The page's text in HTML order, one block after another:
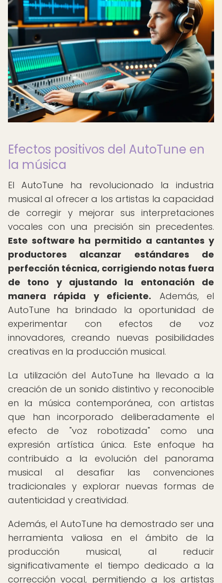
Efectos positivos del AutoTune en
la música
El AutoTune ha revolucionado la industria
musical al ofrecer a los artistas la capacidad
de corregir y mejorar sus interpretaciones
vocales con una precisión sin precedentes.
Este software ha permitido a cantantes y
productores alcanzar estándares de
perfección técnica, corrigiendo notas fuera
de tono y ajustando la entonación de
manera rápida y eficiente. Además, el
AutoTune ha brindado la oportunidad de
experimentar con efectos de voz
innovadores, creando nuevas posibilidades
creativas en la producción musical.
La utilización del AutoTune ha llevado a la
creación de un sonido distintivo y reconocible
en la música contemporánea, con artistas
que han incorporado deliberadamente el
efecto de "voz robotizada" como una
expresión artística única. Este enfoque ha
contribuido a la evolución del panorama
musical al desafiar las convenciones
tradicionales y explorar nuevas formas de
autenticidad y creatividad.
Además, el AutoTune ha demostrado ser una
herramienta valiosa en el ámbito de la
producción musical, al reducir
significativamente el tiempo dedicado a la
corrección vocal, permitiendo a los artistas